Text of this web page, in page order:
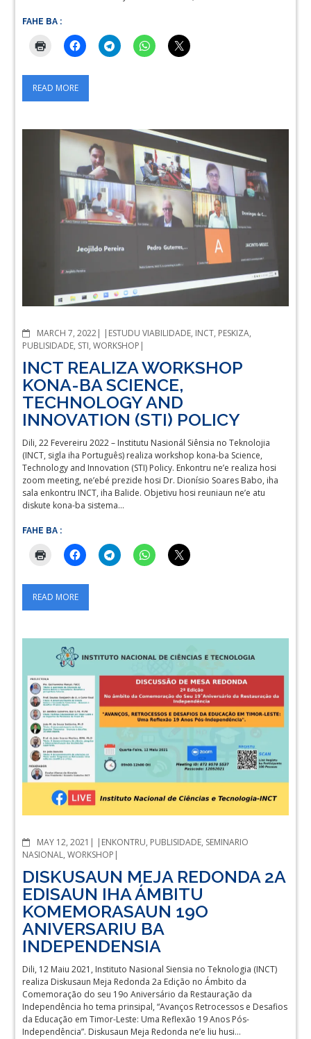
FAHE BA :
READ MORE
MARCH 7, 2022 COMMENTS
ESTUDU VIABILIDADE, INCT, PESKIZA,
PUBLISIDADE, STI,WORKSHOP
INCT REALIZA WORKSHOP
KONA-BA SCIENCE,
TECHNOLOGY AND
INNOVATION (STI) POLICY
Dili, 22 Fevereiru 2022 – Institutu Nasionál Siênsia no Teknolojia
(INCT, sigla iha Português) realiza workshop kona-ba Science,
Technology and Innovation (STI) Policy. Enkontru ne’e realiza hosi
zoom meeting, ne’ebé prezide hosi Dr. Dionísio Soares Babo, iha
sala enkontru INCT, iha Balide. Objetivu hosi reuniaun ne’e atu
diskute kona-ba sistema…
FAHE BA :
READ MORE
MAY 12, 2021 COMMENTS
ENKONTRU, PUBLISIDADE, SEMINARIO
NASIONAL,WORKSHOP
DISKUSAUN MEJA REDONDA 2A
EDISAUN IHA ÁMBITU
KOMEMORASAUN 19O
ANIVERSARIU BA
INDEPENDENSIA
Dili, 12 Maiu 2021, Instituto Nasional Siensia no Teknologia (INCT)
realiza Diskusaun Meja Redonda 2a Edição no Ámbito da
Comemoração do seu 19o Aniversário da Restauração da
Independência ho tema prinsipal, “Avanços Retrocessos e Desafios
da Educação em Timor-Leste: Uma Reflexão 19 Anos Pós-
Independência”. Diskusaun Meja Redonda ne’e liu husi…